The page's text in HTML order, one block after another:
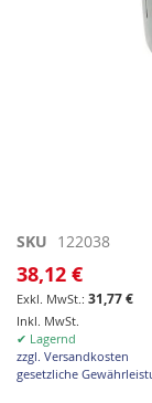
Zum
der
Bildgalerie
springen
SKU 122038
38,12 €
31,77 €
Inkl. MwSt.
✔ Lagernd
zzgl. Versandkosten
gesetzliche